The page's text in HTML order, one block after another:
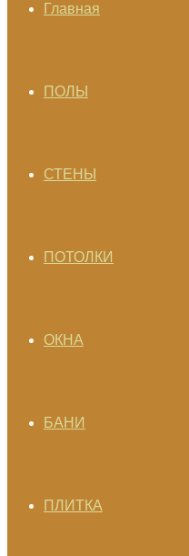
Главная
ПОЛЫ
СТЕНЫ
ПОТОЛКИ
ОКНА
БАНИ
ПЛИТКА